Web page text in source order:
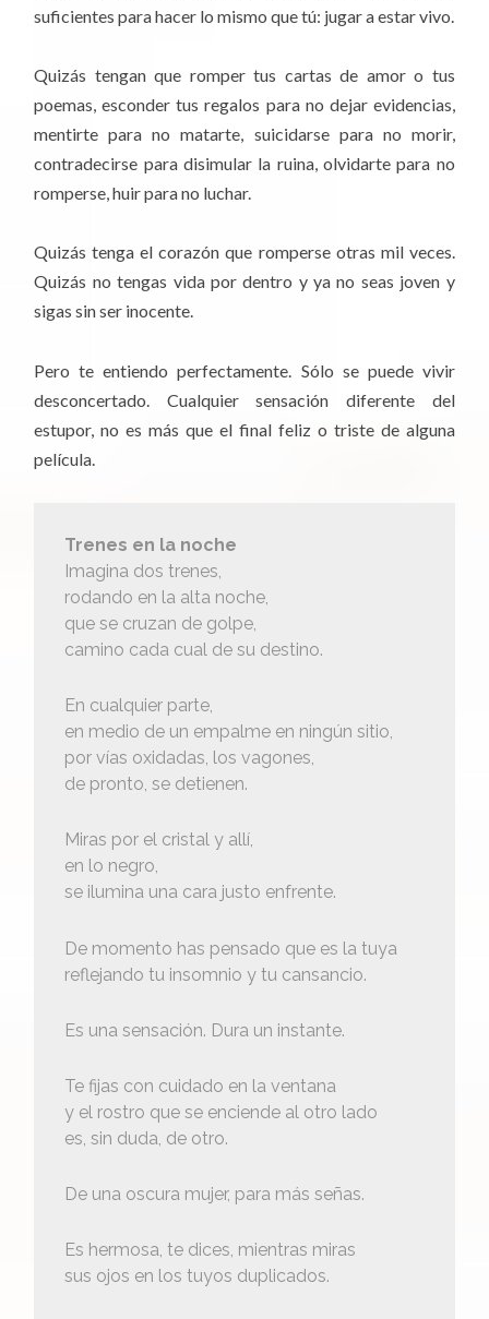
suficientes para hacer lo mismo que tú: jugar a estar vivo.
Quizás tengan que romper tus cartas de amor o tus
poemas, esconder tus regalos para no dejar evidencias,
mentirte para no matarte, suicidarse para no morir,
contradecirse para disimular la ruina, olvidarte para no
romperse, huir para no luchar.
Quizás tenga el corazón que romperse otras mil veces.
Quizás no tengas vida por dentro y ya no seas joven y
sigas sin ser inocente.
Pero te entiendo perfectamente. Sólo se puede vivir
desconcertado. Cualquier sensación diferente del
estupor, no es más que el final feliz o triste de alguna
película.
Trenes en la noche
Imagina dos trenes,
rodando en la alta noche,
que se cruzan de golpe,
camino cada cual de su destino.
En cualquier parte,
en medio de un empalme en ningún sitio,
por vías oxidadas, los vagones,
de pronto, se detienen.
Miras por el cristal y allí,
en lo negro,
se ilumina una cara justo enfrente.
De momento has pensado que es la tuya
reflejando tu insomnio y tu cansancio.
Es una sensación. Dura un instante.
Te fijas con cuidado en la ventana
y el rostro que se enciende al otro lado
es, sin duda, de otro.
De una oscura mujer, para más señas.
Es hermosa, te dices, mientras miras
sus ojos en los tuyos duplicados.